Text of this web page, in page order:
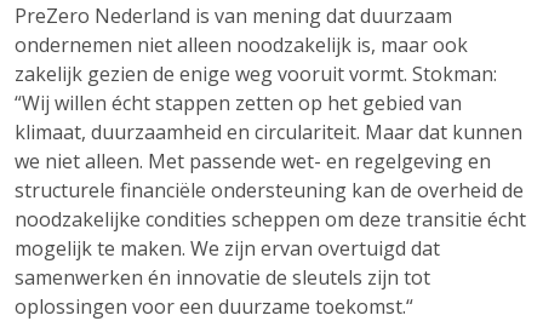
PreZero Nederland is van mening dat duurzaam
ondernemen niet alleen noodzakelijk is, maar ook
zakelijk gezien de enige weg vooruit vormt. Stokman:
“Wij willen écht stappen zetten op het gebied van
klimaat, duurzaamheid en circulariteit. Maar dat kunnen
we niet alleen. Met passende wet- en regelgeving en
structurele financiële ondersteuning kan de overheid de
noodzakelijke condities scheppen om deze transitie écht
mogelijk te maken. We zijn ervan overtuigd dat
samenwerken én innovatie de sleutels zijn tot
oplossingen voor een duurzame toekomst.“